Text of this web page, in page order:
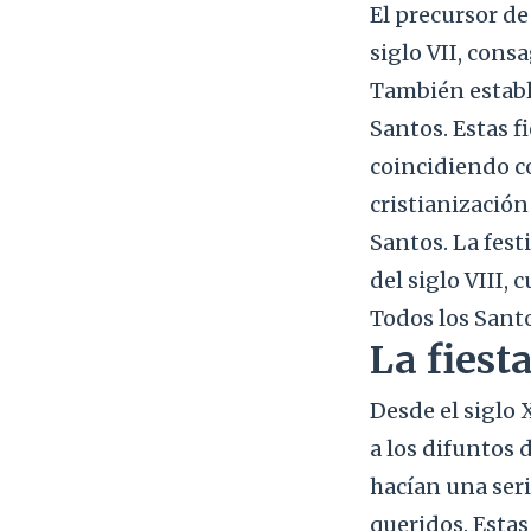
El precursor
siglo VII,
También
Santos. Estas
coincidiendo
cristianización
Santos. La
del siglo VIII,
Todos los
La
Desde el siglo
a los difuntos
hacían una
queridos.